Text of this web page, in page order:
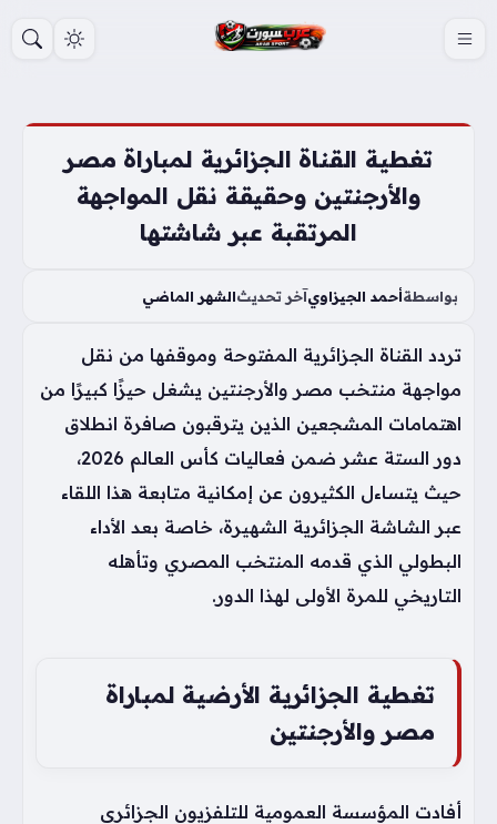
تغطية القناة الجزائرية لمباراة مصر
والأرجنتين وحقيقة نقل المواجهة
المرتقبة عبر شاشتها
بواسطةأحمد الجيزاويآخر تحديثالشهر الماضي
تردد القناة الجزائرية المفتوحة وموقفها من نقل
مواجهة منتخب مصر والأرجنتين يشغل حيزًا كبيرًا من
اهتمامات المشجعين الذين يترقبون صافرة انطلاق
دور الستة عشر ضمن فعاليات كأس العالم 2026،
حيث يتساءل الكثيرون عن إمكانية متابعة هذا اللقاء
عبر الشاشة الجزائرية الشهيرة، خاصة بعد الأداء
البطولي الذي قدمه المنتخب المصري وتأهله
التاريخي للمرة الأولى لهذا الدور.
تغطية الجزائرية الأرضية لمباراة
مصر والأرجنتين
أفادت المؤسسة العمومية للتلفزيون الجزائري